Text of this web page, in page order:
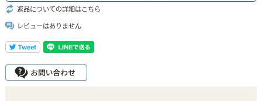
返品についての詳細はこちら
レビューはありません